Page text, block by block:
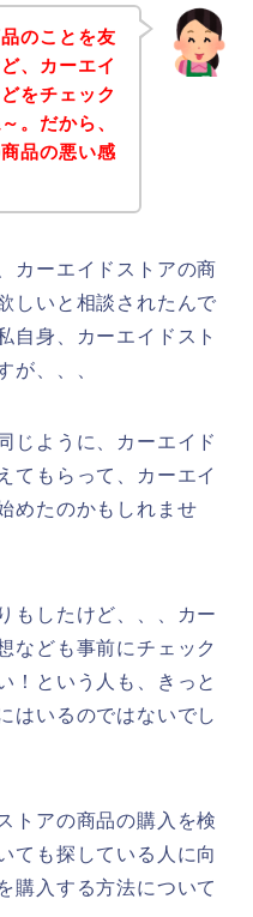
のことを友
、カーエイ
をチェック
。だから、
品の悪い感
カーエイドストアの商
しいと相談されたんで
自身、カーエイドスト
が、、、
じように、カーエイド
てもらって、カーエイ
めたのかもしれませ
もしたけど、、、カー
なども事前にチェック
！という人も、きっと
はいるのではないでし
トアの商品の購入を検
ても探している人に向
購入する方法について